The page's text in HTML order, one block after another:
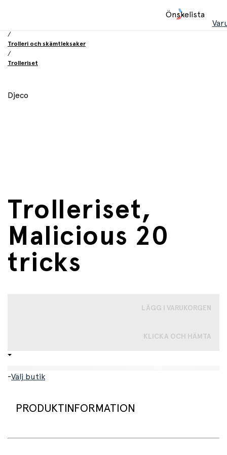
Önskelista
/
Trolleri och skämtleksaker
/
Trolleriset
Djeco
Trolleriset,
Malicious 20
tricks
LÄGG I VARUKORGEN
KLICKA OCH HÄMTA
-Välj butik
PRODUKTINFORMATION
Stor, fin låda full av Djecos fantastiska trollerisaker och